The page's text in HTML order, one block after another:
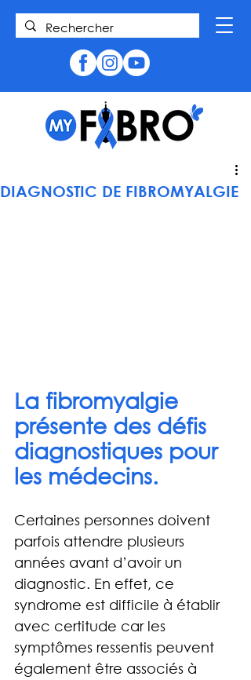
DIAGNOSTIC DE FIBROMYALGIE
La fibromyalgie
présente des défis
diagnostiques pour
les médecins.
Certaines personnes doivent
parfois attendre plusieurs
années avant d’avoir un
diagnostic. En effet, ce
syndrome est difficile à établir
avec certitude car les
symptômes ressentis peuvent
également être associés à